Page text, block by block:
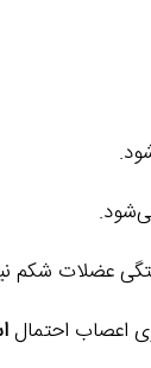
عضلات شکم
اعصاب احتمال